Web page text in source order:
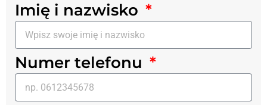
Imię i nazwisko
Numer telefonu